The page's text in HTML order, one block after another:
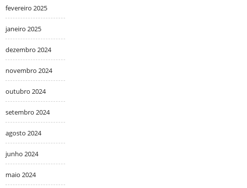
fevereiro 2025
janeiro 2025
dezembro 2024
novembro 2024
outubro 2024
setembro 2024
agosto 2024
junho 2024
maio 2024